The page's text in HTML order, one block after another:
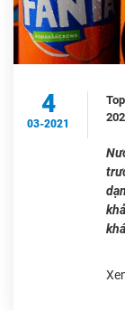
4
03-2021